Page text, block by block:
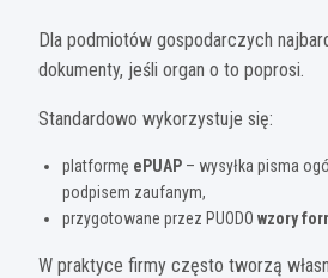
Dla podmiotów gospodarczych
dokumenty, jeśli organ o to poprosi.
Standardowo wykorzystuje się:
platformę ePUAP – wysyłka pisma
podpisem zaufanym,
przygotowane przez PUODO wzory
W praktyce firmy często tworzą